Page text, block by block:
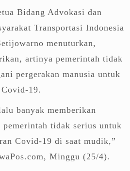
Bidang Advokasi dan
Transportasi Indonesia
menuturkan,
artinya pemerintah tidak
pergerakan manusia untuk
Covid-19.
banyak memberikan
pemerintah tidak serius untuk
Covid-19 di saat mudik,”
Minggu (25/4).